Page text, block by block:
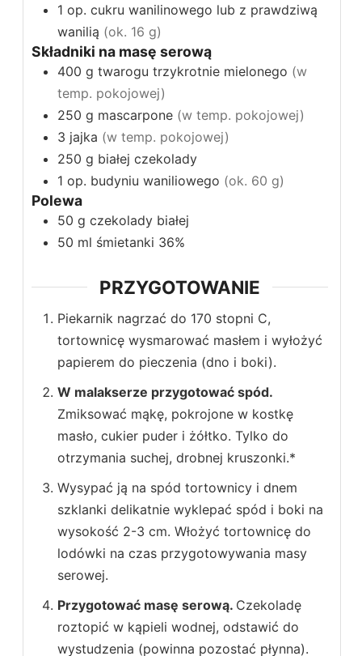
1 op. cukru wanilinowego lub z prawdziwą
wanilią (ok. 16 g)
Składniki na masę serową
400 g twarogu trzykrotnie mielonego (w
temp. pokojowej)
250 g mascarpone (w temp. pokojowej)
3 jajka (w temp. pokojowej)
250 g białej czekolady
1 op. budyniu waniliowego (ok. 60 g)
Polewa
50 g czekolady białej
50 ml śmietanki 36%
PRZYGOTOWANIE
Piekarnik nagrzać do 170 stopni C,
tortownicę wysmarować masłem i wyłożyć
papierem do pieczenia (dno i boki).
W malakserze przygotować spód.
Zmiksować mąkę, pokrojone w kostkę
masło, cukier puder i żółtko. Tylko do
otrzymania suchej, drobnej kruszonki.*
Wysypać ją na spód tortownicy i dnem
szklanki delikatnie wyklepać spód i boki na
wysokość 2-3 cm. Włożyć tortownicę do
lodówki na czas przygotowywania masy
serowej.
Przygotować masę serową. Czekoladę
roztopić w kąpieli wodnej, odstawić do
wystudzenia (powinna pozostać płynna).